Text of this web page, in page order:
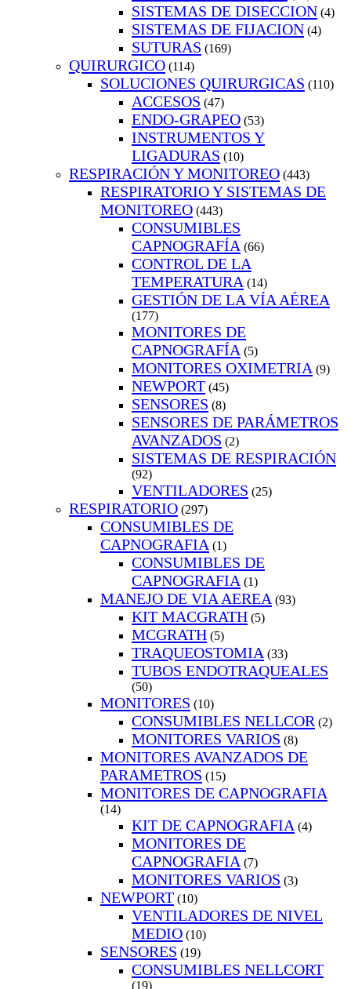
SISTEMAS DE DISECCION (4)
SISTEMAS DE FIJACION (4)
SUTURAS (169)
QUIRURGICO (114)
SOLUCIONES QUIRURGICAS (110)
ACCESOS (47)
ENDO-GRAPEO (53)
INSTRUMENTOS Y
LIGADURAS (10)
RESPIRACIÓN Y MONITOREO (443)
RESPIRATORIO Y SISTEMAS DE
MONITOREO (443)
CONSUMIBLES
CAPNOGRAFÍA (66)
CONTROL DE LA
TEMPERATURA (14)
GESTIÓN DE LA VÍA AÉREA
(177)
MONITORES DE
CAPNOGRAFÍA (5)
MONITORES OXIMETRIA (9)
NEWPORT (45)
SENSORES (8)
SENSORES DE PARÁMETROS
AVANZADOS (2)
SISTEMAS DE RESPIRACIÓN
(92)
VENTILADORES (25)
RESPIRATORIO (297)
CONSUMIBLES DE
CAPNOGRAFIA (1)
CONSUMIBLES DE
CAPNOGRAFIA (1)
MANEJO DE VIA AEREA (93)
KIT MACGRATH (5)
MCGRATH (5)
TRAQUEOSTOMIA (33)
TUBOS ENDOTRAQUEALES
(50)
MONITORES (10)
CONSUMIBLES NELLCOR (2)
MONITORES VARIOS (8)
MONITORES AVANZADOS DE
PARAMETROS (15)
MONITORES DE CAPNOGRAFIA
(14)
KIT DE CAPNOGRAFIA (4)
MONITORES DE
CAPNOGRAFIA (7)
MONITORES VARIOS (3)
NEWPORT (10)
VENTILADORES DE NIVEL
MEDIO (10)
SENSORES (19)
CONSUMIBLES NELLCORT
(19)